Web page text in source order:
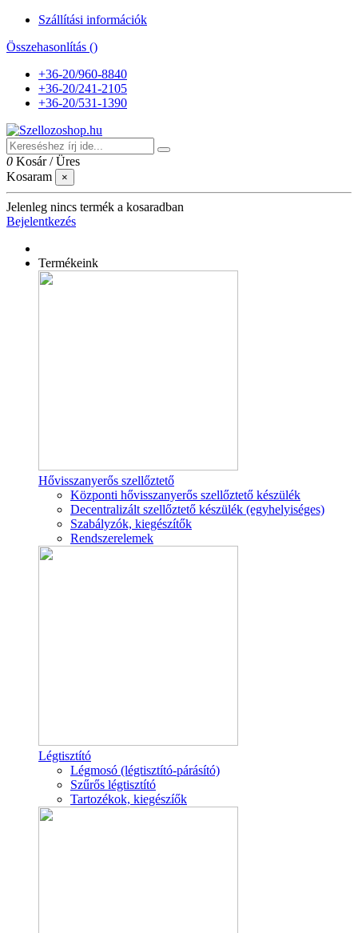
Szállítási információk
Összehasonlítás ()
+36-20/960-8840
+36-20/241-2105
+36-20/531-1390
0 Kosár /Üres
Kosaram
×
Jelenleg nincs termék a kosaradban
Bejelentkezés
Termékeink
Hővisszanyerős szellőztető
Központi hővisszanyerős szellőztető készülék
Decentralizált szellőztető készülék (egyhelyiséges)
Szabályzók, kiegészítők
Rendszerelemek
Légtisztító
Légmosó (légtisztító-párásító)
Szűrős légtisztító
Tartozékok, kiegészíők